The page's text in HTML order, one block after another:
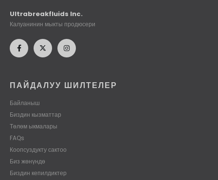
Ultrabreakfluids Inc.
Калуанинин мыкты продюсери
ПАЙДАЛУУ ШИЛТЕЛЕР
Байланыш
Биздин кызматтар
Төлөм ыкмалары
FAQs
Коопсуздукту сактоо
Биз жөнүндө
Биздин кепилдиктер